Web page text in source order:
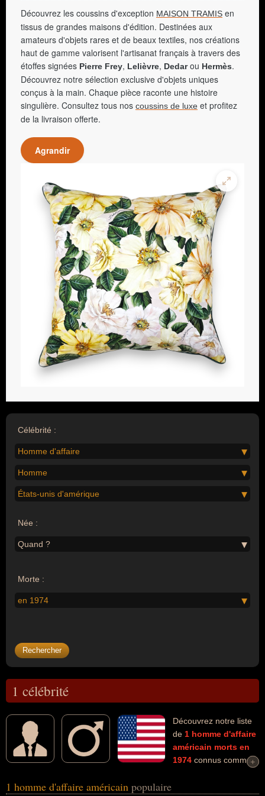
Découvrez les coussins d'exception MAISON TRAMIS en
tissus de grandes maisons d'édition. Destinées aux
amateurs d'objets rares et de beaux textiles, nos créations
haut de gamme valorisent l'artisanat français à travers des
étoffes signées Pierre Frey, Lelièvre, Dedarou Hermès.
Découvrez notre sélection exclusive d'objets uniques
conçus à la main. Chaque pièce raconte une histoire
singulière. Consultez tous nos coussins de luxe et profitez
de la livraison offerte.
Agrandir
Célébrité :
Homme d'affaire
Homme
États-unis d'amérique
Née :
Quand ?
Morte :
en 1974
1 célébrité
Découvrez notre liste
de 1 homme d'affaire
américain morts en
1974 connus comme
masculin) peuvent avoir des liens variés dans les domaines de l'art
+
+
1 homme d'affaire américain populaire